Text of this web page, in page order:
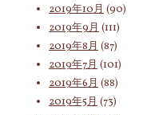
2019年10月 (90)
2019年9月 (111)
2019年8月 (87)
2019年7月 (101)
2019年6月 (88)
2019年5月 (73)